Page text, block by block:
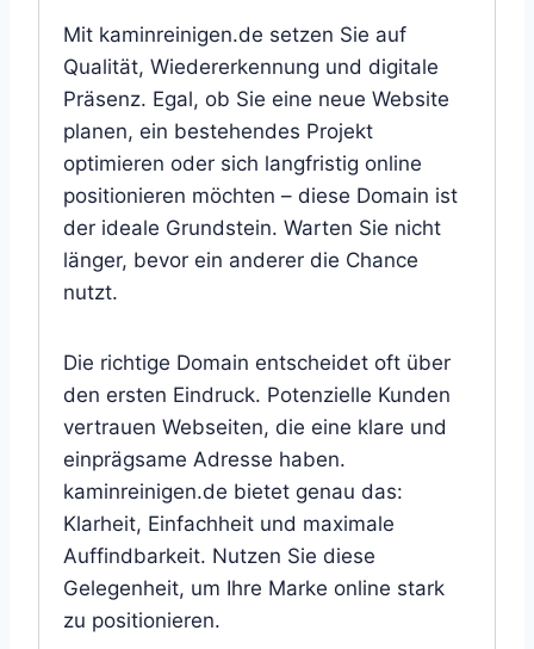
Mit kaminreinigen.de setzen Sie auf
Qualität, Wiedererkennung und digitale
Präsenz. Egal, ob Sie eine neue Website
planen, ein bestehendes Projekt
optimieren oder sich langfristig online
positionieren möchten – diese Domain ist
der ideale Grundstein. Warten Sie nicht
länger, bevor ein anderer die Chance
nutzt.
Die richtige Domain entscheidet oft über
den ersten Eindruck. Potenzielle Kunden
vertrauen Webseiten, die eine klare und
einprägsame Adresse haben.
kaminreinigen.de bietet genau das:
Klarheit, Einfachheit und maximale
Auffindbarkeit. Nutzen Sie diese
Gelegenheit, um Ihre Marke online stark
zu positionieren.